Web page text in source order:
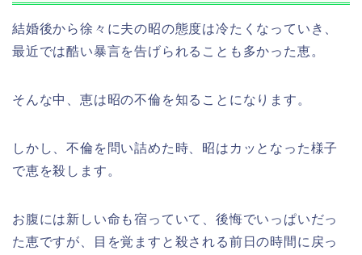
結婚後から徐々に夫の昭の態度は冷たくなっていき、
最近では酷い暴言を告げられることも多かった恵。
そんな中、恵は昭の不倫を知ることになります。
しかし、不倫を問い詰めた時、昭はカッとなった様子
で恵を殺します。
お腹には新しい命も宿っていて、後悔でいっぱいだっ
た恵ですが、目を覚ますと殺される前日の時間に戻っ